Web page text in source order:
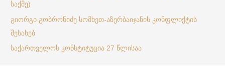
საქმე)
გიორგი გობრონიძე სომხეთ-აზერბაიჯანის კონფლიქტის
შესახებ
საქართველოს კონსტიტუცია 27 წლისაა